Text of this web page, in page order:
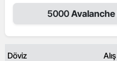
5000Avalanche
Döviz Alış